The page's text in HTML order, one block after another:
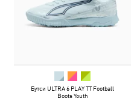
Бутси ULTRA 6 PLAY TT Football
Boots Youth